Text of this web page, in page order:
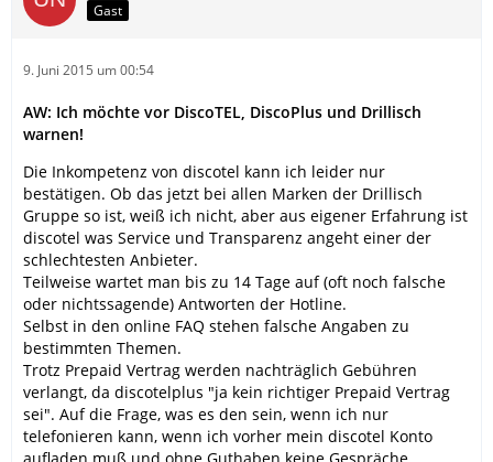
Gast
9. Juni 2015 um 00:54
AW: Ich möchte vor DiscoTEL, DiscoPlus und Drillisch
warnen!
Die Inkompetenz von discotel kann ich leider nur
bestätigen. Ob das jetzt bei allen Marken der Drillisch
Gruppe so ist, weiß ich nicht, aber aus eigener Erfahrung ist
discotel was Service und Transparenz angeht einer der
schlechtesten Anbieter.
Teilweise wartet man bis zu 14 Tage auf (oft noch falsche
oder nichtssagende) Antworten der Hotline.
Selbst in den online FAQ stehen falsche Angaben zu
bestimmten Themen.
Trotz Prepaid Vertrag werden nachträglich Gebühren
verlangt, da discotelplus "ja kein richtiger Prepaid Vertrag
sei". Auf die Frage, was es den sein, wenn ich nur
telefonieren kann, wenn ich vorher mein discotel Konto
aufladen muß und ohne Guthaben keine Gespräche